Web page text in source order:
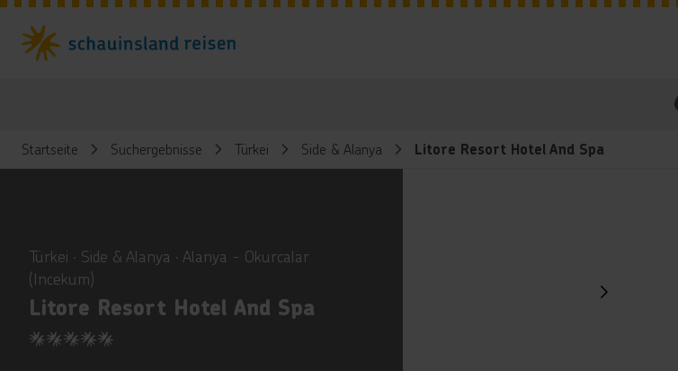
Startseite Suchergebnisse Türkei Side & Alanya Litore Resort Hotel And Spa
Türkei ∙ Side & Alanya ∙ Alanya - Okurcalar
(Incekum)
Litore Resort Hotel And Spa
5